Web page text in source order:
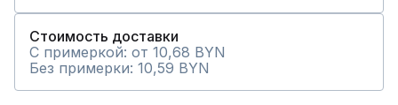
Стоимость доставки
С примеркой: от 10,68 BYN
Без примерки: 10,59 BYN